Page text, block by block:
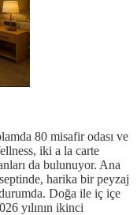
80 misafir odası ve
iki a la carte
da bulunuyor. Ana
harika bir peyzaj
Doğa ile iç içe
yılının ikinci